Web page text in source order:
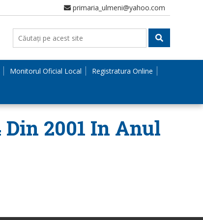
primaria_ulmeni@yahoo.com
Monitorul Oficial Local Registratura Online
2001 In Anul